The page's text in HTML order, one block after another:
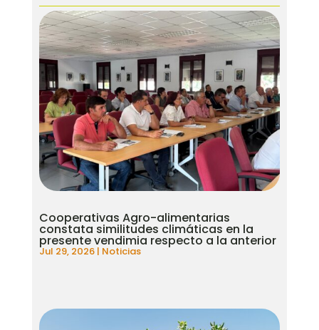
Cooperativas Agro-alimentarias
constata similitudes climáticas en la
presente vendimia respecto a la anterior
Jul 29, 2026| Noticias